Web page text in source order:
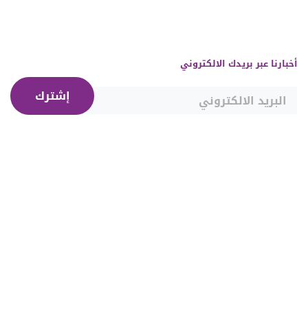
أخبارنا عبر بريدك الالكتروني
إشترك